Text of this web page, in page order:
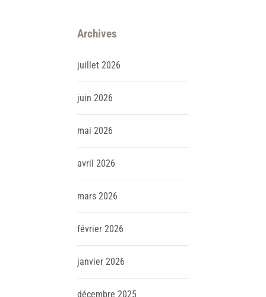
Archives
juillet 2026
juin 2026
mai 2026
avril 2026
mars 2026
février 2026
janvier 2026
décembre 2025